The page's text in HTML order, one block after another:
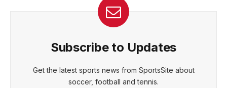
Subscribe to Updates
Get the latest sports news from SportsSite about
soccer, football and tennis.